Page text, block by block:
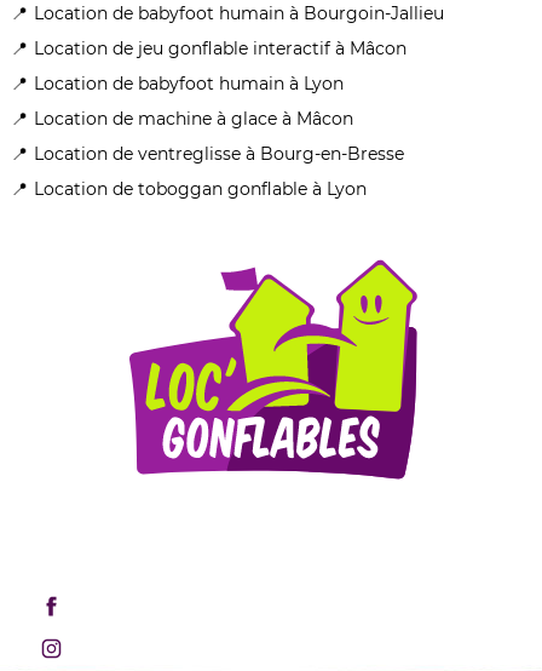
Location de babyfoot humain à Bourgoin-Jallieu
Location de jeu gonflable interactif à Mâcon
Location de babyfoot humain à Lyon
Location de machine à glace à Mâcon
Location de ventreglisse à Bourg-en-Bresse
Location de toboggan gonflable à Lyon